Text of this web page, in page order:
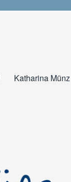
Katharina Münz